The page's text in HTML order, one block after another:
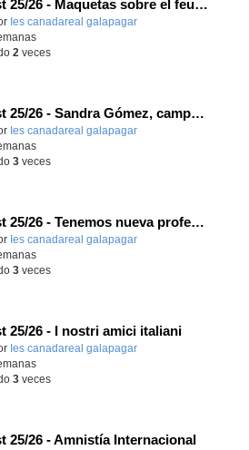
Podcast 25/26 - Maquetas sobre el feudalismo
Ies canadareal galapagar-
2 veces
Podcast 25/26 - Sandra Gómez, campeona de Enduro
Ies canadareal galapagar-
3veces
Podcast 25/26 - Tenemos nueva profesora de Griego ¿Conoces a María Eugenia?
Ies canadareal galapagar-
3veces
25/26 - I nostri amici italiani
Ies canadareal galapagar-
3veces
25/26 - Amnistía Internacional